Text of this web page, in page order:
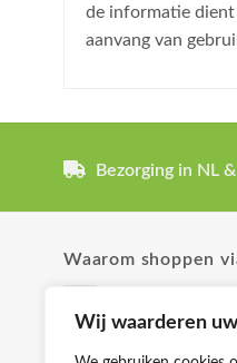
Wij waarderen
de informatie dient
aanvang van
Bezorging in NL
Waarom shoppen
✓ Uitgebreide